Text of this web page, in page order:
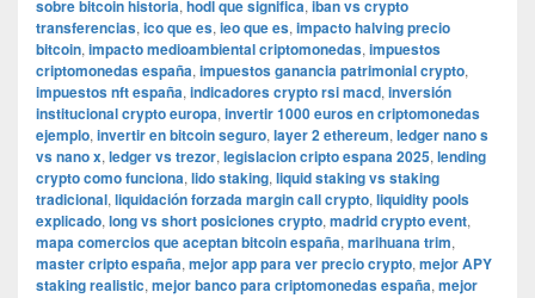
sobre bitcoin historia, hodl que significa, iban vs crypto
transferencias, ico que es, ieo que es, impacto halving precio
bitcoin, impacto medioambiental criptomonedas, impuestos
criptomonedas españa, impuestos ganancia patrimonial crypto,
impuestos nft españa, indicadores crypto rsi macd, inversión
institucional crypto europa, invertir 1000 euros en criptomonedas
ejemplo, invertir en bitcoin seguro, layer 2 ethereum, ledger nano s
vs nano x, ledger vs trezor, legislacion cripto espana 2025, lending
crypto como funciona, lido staking, liquid staking vs staking
tradicional, liquidación forzada margin call crypto, liquidity pools
explicado, long vs short posiciones crypto, madrid crypto event,
mapa comercios que aceptan bitcoin españa, marihuana trim,
master cripto españa, mejor app para ver precio crypto, mejor APY
staking realistic, mejor banco para criptomonedas españa, mejor